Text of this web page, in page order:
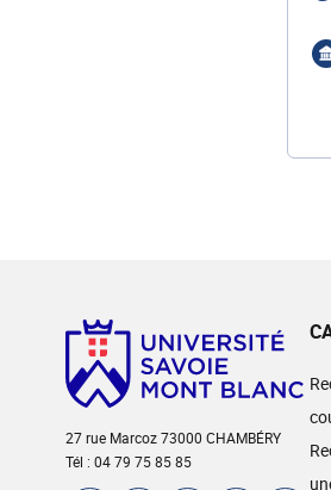
27 rue Marcoz 73000 CHAMBÉRY
Tél : 04 79 75 85 85